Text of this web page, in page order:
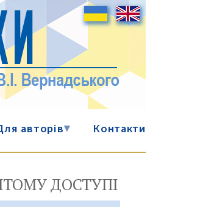
авторів▾ Контакти
ДОСТУПІ